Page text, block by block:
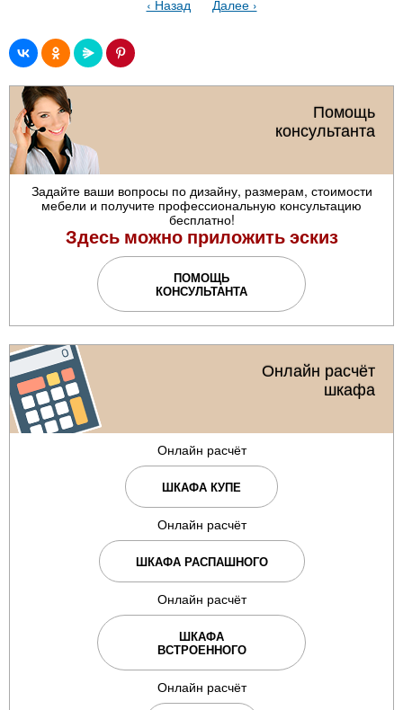
‹ Назад Далее ›
Помощь
консультанта
Задайте ваши вопросы по дизайну, размерам, стоимости
мебели и получите профессиональную консультацию
бесплатно!
Здесь можно приложить эскиз
ПОМОЩЬ
КОНСУЛЬТАНТА
Онлайн расчёт
шкафа
Онлайн расчёт
ШКАФА КУПЕ
Онлайн расчёт
ШКАФА РАСПАШНОГО
Онлайн расчёт
ШКАФА
ВСТРОЕННОГО
Онлайн расчёт